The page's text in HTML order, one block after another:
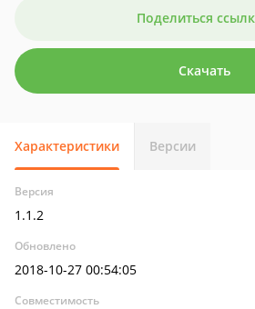
Поделиться
Скачать
Характеристики Версии
Версия
1.1.2
Обновлено
2018-10-27 00:54:05
Совместимость